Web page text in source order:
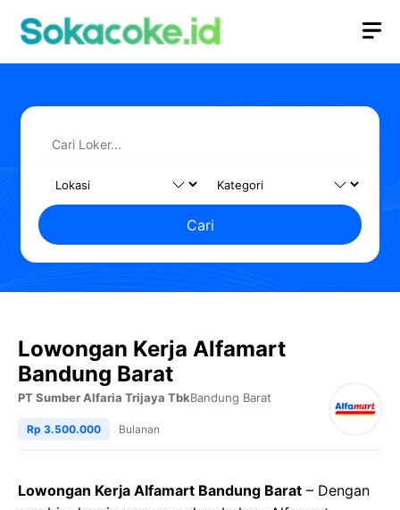
Cari
Lowongan Kerja Alfamart
Bandung Barat
PT Sumber Alfaria Trijaya TbkBandung Barat
Rp 3.500.000 Bulanan
Lowongan Kerja Alfamart Bandung Barat – Dengan